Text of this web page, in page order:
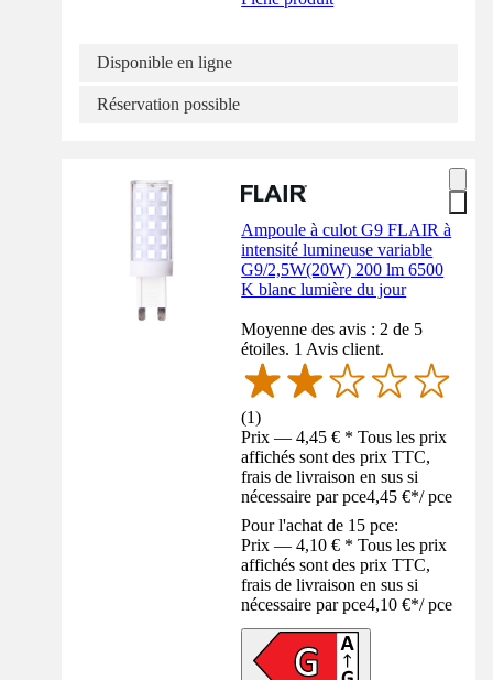
Disponible en ligne
Réservation possible
Ampoule à culot G9 FLAIR à
intensité lumineuse variable
G9/2,5W(20W) 200 lm 6500
K blanc lumière du jour
Moyenne des avis : 2 de 5
étoiles. 1 Avis client.
(1)
Prix — 4,45 € * Tous les prix
affichés sont des prix TTC,
frais de livraison en sus si
nécessaire par pce4,45 €*/ pce
Pour l'achat de 15 pce:
Prix — 4,10 € * Tous les prix
affichés sont des prix TTC,
frais de livraison en sus si
nécessaire par pce4,10 €*/ pce